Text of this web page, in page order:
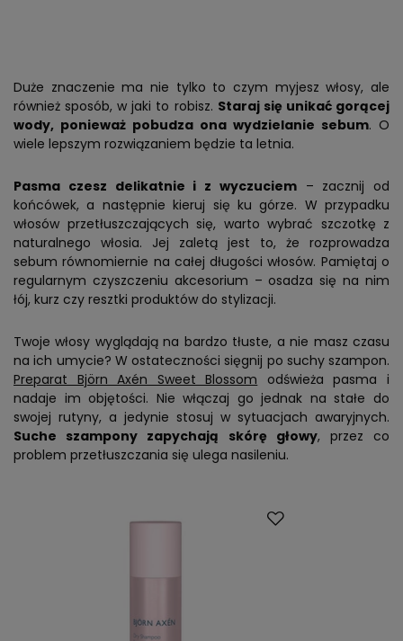
Duże znaczenie ma nie tylko to czym myjesz włosy, ale
również sposób, w jaki to robisz. Staraj się unikać gorącej
wody, ponieważ pobudza ona wydzielanie sebum. O
wiele lepszym rozwiązaniem będzie ta letnia.
Pasma czesz delikatnie i z wyczuciem– zacznij od
końcówek, a następnie kieruj się ku górze. W przypadku
włosów przetłuszczających się, warto wybrać szczotkę z
naturalnego włosia. Jej zaletą jest to, że rozprowadza
sebum równomiernie na całej długości włosów. Pamiętaj o
regularnym czyszczeniu akcesorium – osadza się na nim
łój, kurz czy resztki produktów do stylizacji.
Twoje włosy wyglądają na bardzo tłuste, a nie masz czasu
na ich umycie? W ostateczności sięgnij po suchy szampon.
Preparat Björn Axén Sweet Blossom odświeża pasma i
nadaje im objętości. Nie włączaj go jednak na stałe do
swojej rutyny, a jedynie stosuj w sytuacjach awaryjnych.
Suche szampony zapychają skórę głowy, przez co
problem przetłuszczania się ulega nasileniu.